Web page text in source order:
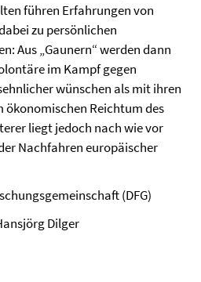
führen Erfahrungen von
zu persönlichen
Aus „Gaunern“ werden dann
im Kampf gegen
wünschen als mit ihren
ökonomischen Reichtum des
liegt jedoch nach wie vor
Nachfahren europäischer
(DFG)
Dilger